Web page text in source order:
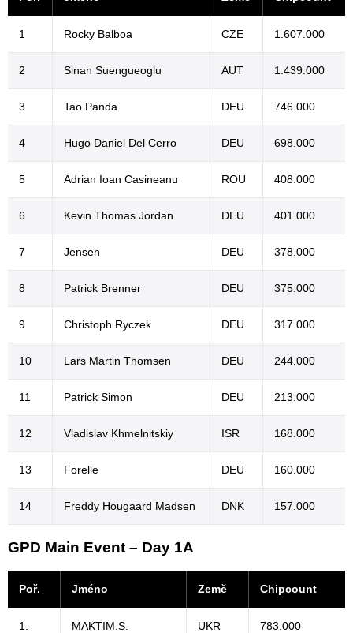
1 Rocky Balboa CZE 1.607.000
2 Sinan Suengueoglu AUT 1.439.000
3 Tao Panda DEU 746.000
4 Hugo Daniel Del Cerro DEU 698.000
5 Adrian Ioan Casineanu ROU 408.000
6 Kevin Thomas Jordan DEU 401.000
7 Jensen DEU 378.000
8 Patrick Brenner DEU 375.000
9 Christoph Ryczek DEU 317.000
10 Lars Martin Thomsen DEU 244.000
11 Patrick Simon DEU 213.000
12 Vladislav Khmelnitskiy ISR 168.000
13 Forelle DEU 160.000
14 Freddy Hougaard Madsen DNK 157.000
GPD Main Event – Day 1A
Poř. Jméno Země Chipcount
1. MAKTIM.S. UKR 783.000